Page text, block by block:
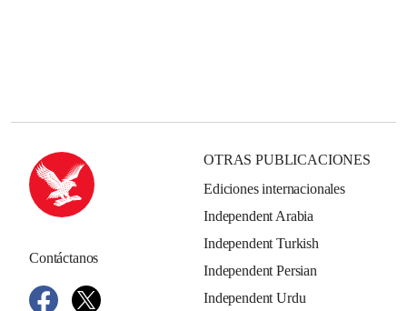
Contáctanos
OTRAS PUBLICACIONES
Ediciones internacionales
Independent Arabia
Independent Turkish
Independent Persian
Independent Urdu